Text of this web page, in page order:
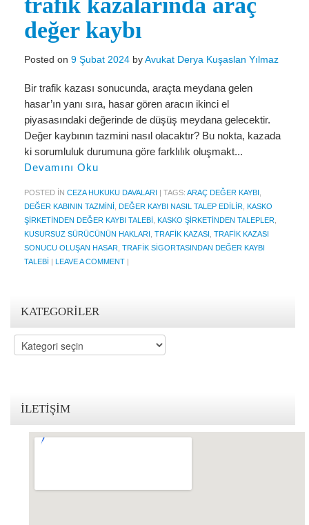
Miras Hukuku
İcra Ve İflas Hukuku
Gayrimenkul hukuku
Ticaret Hukuku
İdare ve Vergi Hukuku
Basında Derya Kuşaslan
HESAPLAMA ARAÇLARI
İhbar Tazminatı Hesaplama
Kıdem Tazminatı Hesaplama
Fazla Mesai Hesaplama
KVKK
KVKK Politikamız
Aydınlatma Metni
KVKK Başvuru Formu
trafik kazalarında araç
değer kaybı
Posted on 9 Şubat 2024 byAvukat Derya Kuşaslan Yılmaz
Bir trafik kazası sonucunda, araçta meydana gelen
hasar’ın yanı sıra, hasar gören aracın ikinci el
piyasasındaki değerinde de düşüş meydana gelecektir.
Değer kaybının tazmini nasıl olacaktır? Bu nokta, kazada
ki sorumluluk durumuna göre farklılık oluşmakt...
Devamını Oku
POSTED IN CEZA HUKUKU DAVALARI | TAGS: ARAÇ DEĞER KAYBI
DEĞER KABININ TAZMINI DEĞER KAYBI NASIL TALEP EDILIR KASKO
ŞIRKETINDEN DEĞER KAYBI TALEBI KASKO ŞIRKETINDEN TALEPLER
KUSURSUZ SÜRÜCÜNÜN HAKLARI TRAFIK KAZASI TRAFIK KAZASI
SONUCU OLUŞAN HASAR TRAFIK SIGORTASINDAN DEĞER KAYBI
TALEBI | LEAVE A COMMENT |
KATEGORILER
Kategoriler
İLETIŞIM